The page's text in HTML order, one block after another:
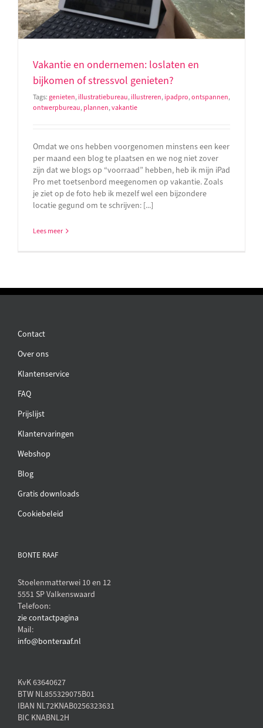
Vakantie en ondernemen: loslaten en
bijkomen of stressvol genieten?
Tags:genieten,illustratiebureau,illustreren,ipadpro,ontspannen,
ontwerpbureau,plannen,vakantie
Omdat we ons hebben voorgenomen minstens een keer
per maand een blog te plaatsen en we nog niet zover
zijn dat we blogs op “voorraad” hebben, heb ik mijn iPad
Pro met toetsenbord meegenomen op vakantie. Zoals
je ziet op de foto heb ik mezelf wel een bijzondere
locatie gegund om te schrijven: [...]
Lees meer
Contact
Over ons
Klantenservice
FAQ
Prijslijst
Klantervaringen
Webshop
Blog
Gratis downloads
Cookiebeleid
BONTE RAAF
Stoelenmatterwei 10 en 12
5551 SP Valkenswaard
Telefoon:
zie contactpagina
Mail:
info@bonteraaf.nl
KvK 63640627
BTW NL855329075B01
IBAN NL72KNAB0256323631
BIC KNABNL2H